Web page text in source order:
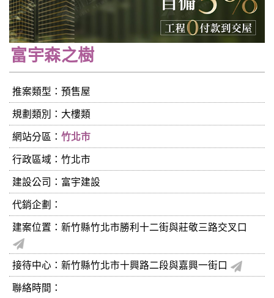
富宇森之樹
推案類型：預售屋
規劃類別：大樓類
網站分區： 竹北市
行政區域：竹北市
建設公司： 富宇建設
代銷企劃：
建案位置：新竹縣竹北市勝利十二街與莊敬三路交叉口
接待中心：新竹縣竹北市十興路二段與嘉興一街口
聯絡時間：